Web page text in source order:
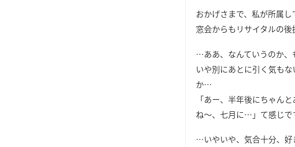
おかげさまで、私が所属
窓会からもリサイタルの後
…ああ、なんていうのか
いや別にあとに引く気も
か…
「あー、半年後にちゃん
ね～、七月に…」て感じ
…いやいや、気合十分、好